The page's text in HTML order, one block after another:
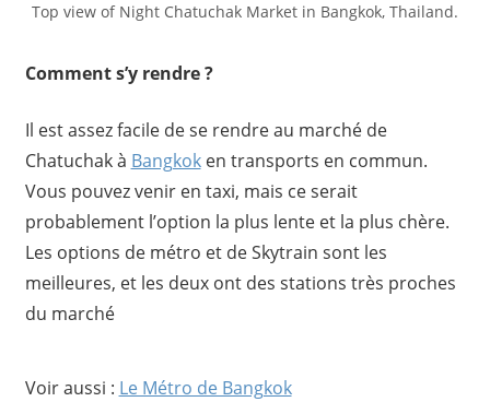
Top view of Night Chatuchak Market in Bangkok, Thailand.
Comment s’y rendre ?
Il est assez facile de se rendre au marché de
Chatuchak à Bangkoken transports en commun.
Vous pouvez venir en taxi, mais ce serait
probablement l’option la plus lente et la plus chère.
Les options de métro et de Skytrain sont les
meilleures, et les deux ont des stations très proches
du marché
Voir aussi : Le Métro de Bangkok